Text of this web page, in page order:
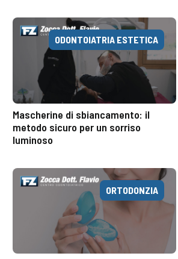
ODONTOIATRIA ESTETICA
Mascherine di sbiancamento: il
metodo sicuro per un sorriso
luminoso
ORTODONZIA